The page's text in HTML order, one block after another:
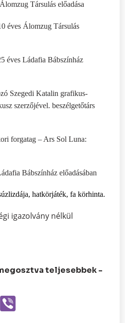
Társulás előadása
éves Álomzug Társulás
éves Ládafia Bábszínház
Szegedi Katalin grafikus-
szerzőjével. beszélgetőtárs
forgatag – Ars Sol Luna:
Bábszínház előadásában
hatkörjáték, fa körhinta.
igazolvány nélkül
teljesebbek -
Gmail